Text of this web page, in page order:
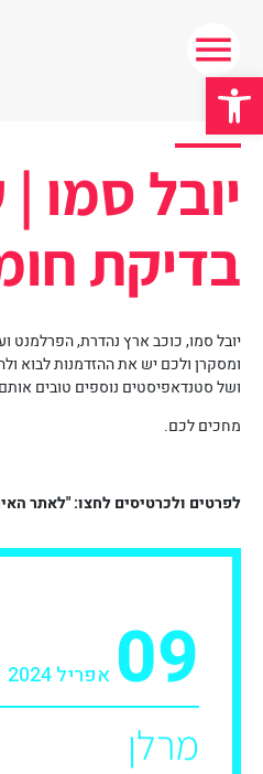
פתח סרגל נגישות
יובל סמו
בדיקת
יובל סמו, כוכב ארץ נהדרת, הפרלמנט
ומסקרן ולכם יש את ההזדמנות לבוא
ושל סטנדאפיסטים נוספים טובים
מחכים לכם.
לפרטים ולכרטיסים לחצו: "לאתר
09 אפריל 2024
מרלן